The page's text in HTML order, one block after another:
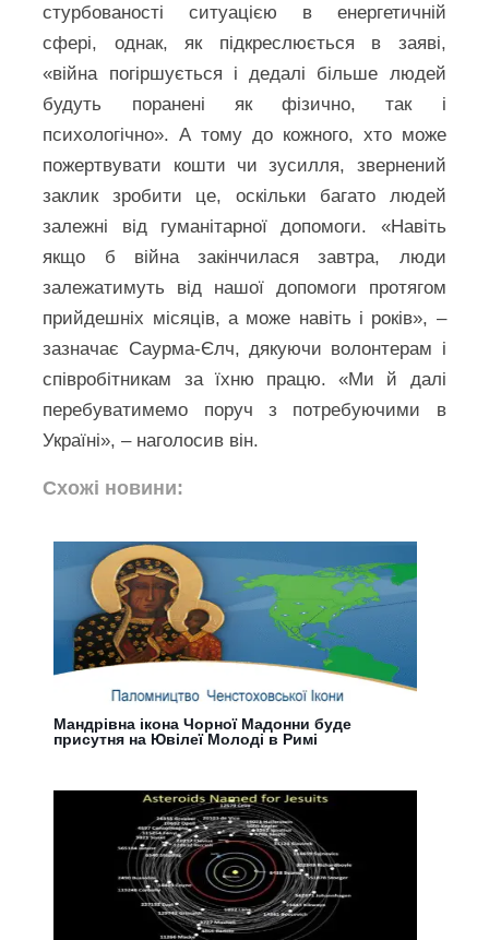
стурбованості ситуацією в енергетичній
сфері, однак, як підкреслюється в заяві,
«війна погіршується і дедалі більше людей
будуть поранені як фізично, так і
психологічно». А тому до кожного, хто може
пожертвувати кошти чи зусилля, звернений
заклик зробити це, оскільки багато людей
залежні від гуманітарної допомоги. «Навіть
якщо б війна закінчилася завтра, люди
залежатимуть від нашої допомоги протягом
прийдешніх місяців, а може навіть і років», –
зазначає Саурма-Єлч, дякуючи волонтерам і
співробітникам за їхню працю. «Ми й далі
перебуватимемо поруч з потребуючими в
Україні», – наголосив він.
Схожі новини:
Мандрівна ікона Чорної Мадонни буде
присутня на Ювілеї Молоді в Римі